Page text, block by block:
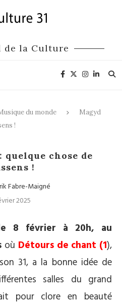
de la Culture
du monde
Magyd
!
chose de
!
Fabre-Maigné
2025
8 février à 20h, au
où Détours de chant (1),
31, a la bonne idée de
salles du grand
pour clore en beauté